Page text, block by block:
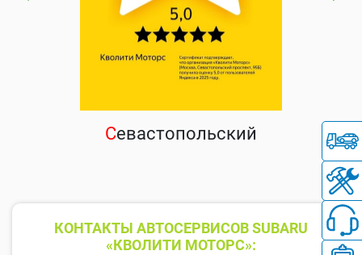
Севастопольский
КОНТАКТЫ АВТОСЕРВИСОВ SUBARU
«КВОЛИТИ МОТОРС»: